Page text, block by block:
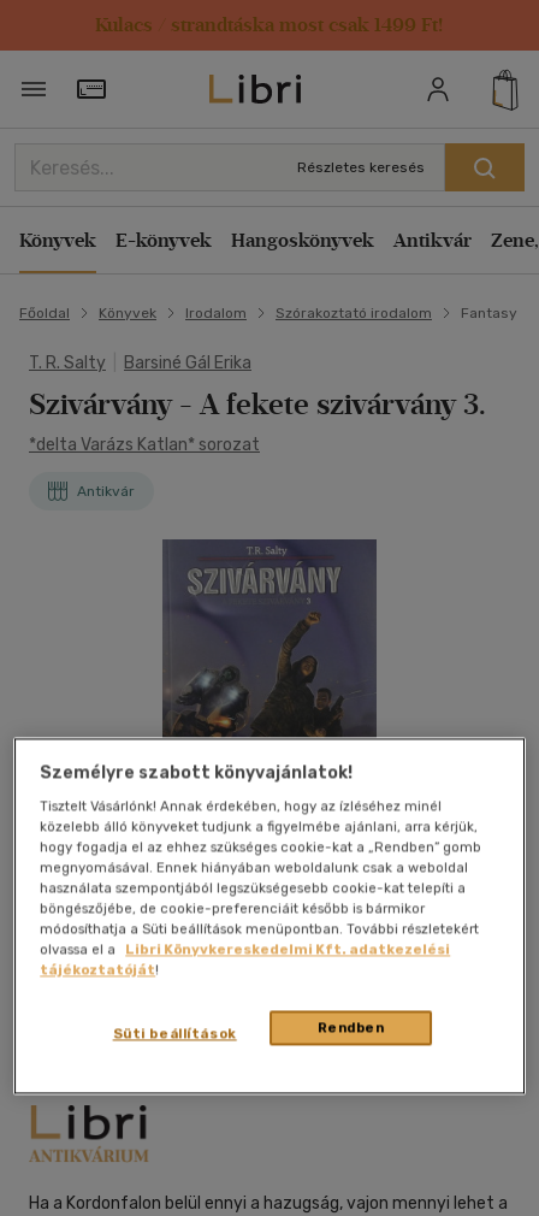
Kulacs / strandtáska most csak 1499 Ft!
Törzsvásárlói Kártya adatai
Részletes keresés
Könyvek E-könyvek Hangoskönyvek Antikvár
Főoldal Könyvek Irodalom Szórakoztató irodalom Fantasy
T. R. Salty Barsiné Gál Erika
Szivárvány - A fekete szivárvány 3.
*delta Varázs Katlan* sorozat
Antikvár
Kívánságlistához adom Megosztom
Delta Vision Kft.|2019|magyar nyelvű|puhatáblás,
Ha a Kordonfalon belül ennyi a hazugság, vajon mennyi lehet a
Személyre szabott könyvajánlatok!
Tisztelt Vásárlónk! Annak érdekében, hogy az ízléséhez minél
közelebb álló könyveket tudjunk a figyelmébe ajánlani, arra kérjük,
hogy fogadja el az ehhez szükséges cookie-kat a „Rendben” gomb
megnyomásával. Ennek hiányában weboldalunk csak a weboldal
használata szempontjából legszükségesebb cookie-kat telepíti a
böngészőjébe, de cookie-preferenciáit később is bármikor
módosíthatja a Süti beállítások menüpontban. További részletekért
olvassa el a
Libri Könyvkereskedelmi Kft. adatkezelési
tájékoztatóját!
Rendben
Süti beállítások